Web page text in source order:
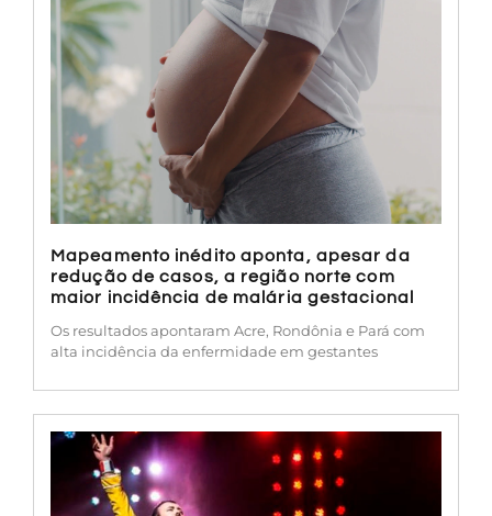
Mapeamento inédito aponta, apesar da
redução de casos, a região norte com
maior incidência de malária gestacional
Os resultados apontaram Acre, Rondônia e Pará com
alta incidência da enfermidade em gestantes